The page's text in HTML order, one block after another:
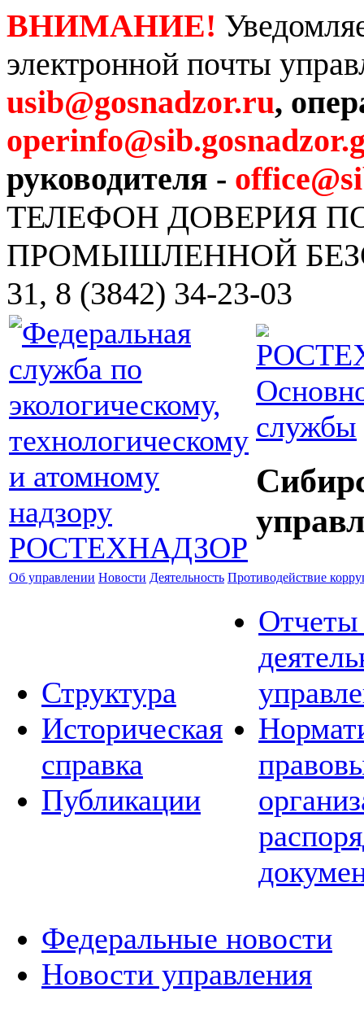
ВНИМАНИЕ!
электронной почты
usib@gosnadzor.ru,
руководителя -
ТЕЛЕФОН ДОВЕРИЯ
ПРОМЫШЛЕННОЙ
31, 8 (3842) 34-23-03
службы
Об управлении Новости Деятельность Противодействие
Структура
Историческая
справка
Публикации
Отчеты
Федеральные новости
Новости управления